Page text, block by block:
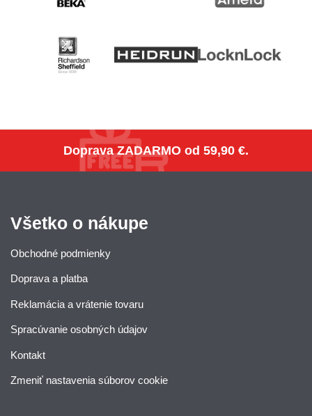
Doprava ZADARMO od 59,90 €.
Všetko o nákupe
Obchodné podmienky
Doprava a platba
Reklamácia a vrátenie tovaru
Spracúvanie osobných údajov
Kontakt
Zmeniť nastavenia súborov cookie